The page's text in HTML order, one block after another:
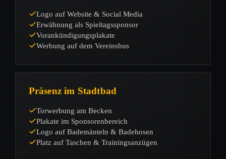
Logo auf Website & Social Media
Erwähnung als Spieltagssponsor
Vorankündigungsplakate
Werbung auf dem Vereinsbus
Präsenz im Stadtbad
Torwerbung am Becken
Plakate im Sponsorenbereich
Logo auf Bademänteln & Badehosen
Platz auf Taschen & Trainingsanzügen